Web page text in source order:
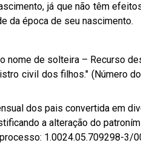
já que não têm
da época de seu nascimento.
nome de solteira – Recurso
civil dos filhos." (Número
dos pais convertida em
a alteração do
1.0024.05.709298-3/